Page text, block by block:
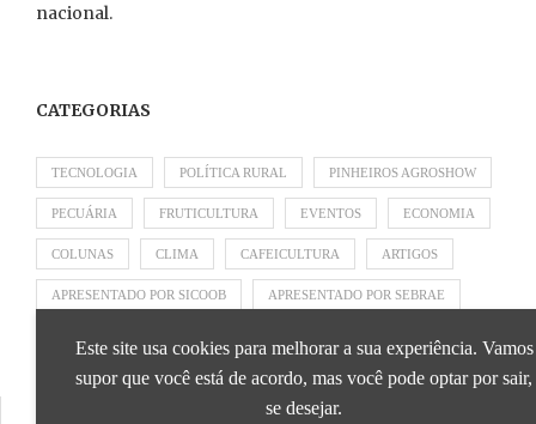
nacional.
CATEGORIAS
TECNOLOGIA POLÍTICA RURAL PINHEIROS AGROSHOW
PECUÁRIA FRUTICULTURA EVENTOS ECONOMIA
COLUNAS CLIMA CAFEICULTURA ARTIGOS
APRESENTADO POR SICOOB APRESENTADO POR SEBRAE
Este site usa cookies para melhorar a sua experiência. Vamos
supor que você está de acordo, mas você pode optar por sair,
se desejar.